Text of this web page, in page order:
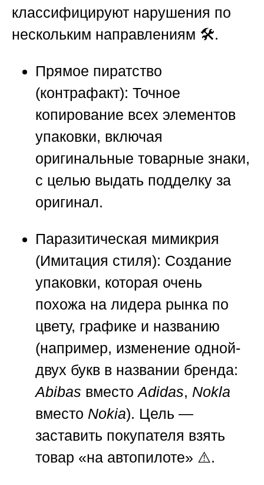
классифицируют нарушения по
нескольким направлениям 🛠️.
Прямое пиратство
(контрафакт): Точное
копирование всех элементов
упаковки, включая
оригинальные товарные знаки,
с целью выдать подделку за
оригинал.
Паразитическая мимикрия
(Имитация стиля): Создание
упаковки, которая очень
похожа на лидера рынка по
цвету, графике и названию
(например, изменение одной-
двух букв в названии бренда:
Abibas вместоAdidas, Nokla
вместо Nokia). Цель —
заставить покупателя взять
товар «на автопилоте» ⚠️.